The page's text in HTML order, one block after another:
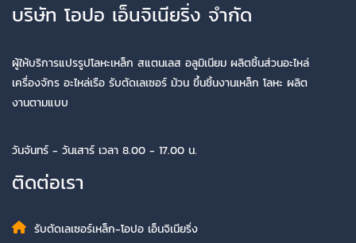
บริษัท โอปอ เอ็นจิเนียริ่ง จำกัด
ผู้ให้บริการแปรรูปโลหะเหล็ก สแตนเลส อลูมิเนียม ผลิตชิ้นส่วนอะไหล่
เครื่องจักร อะไหล่เรือ รับตัดเลเซอร์ ม้วน ขึ้นชิ้นงานเหล็ก โลหะ ผลิต
งานตามแบบ
วันจันทร์ - วันเสาร์ เวลา 8.00 - 17.00 น.
ติดต่อเรา
รับตัดเลเซอร์เหล็ก-โอปอ เอ็นจิเนียริ่ง